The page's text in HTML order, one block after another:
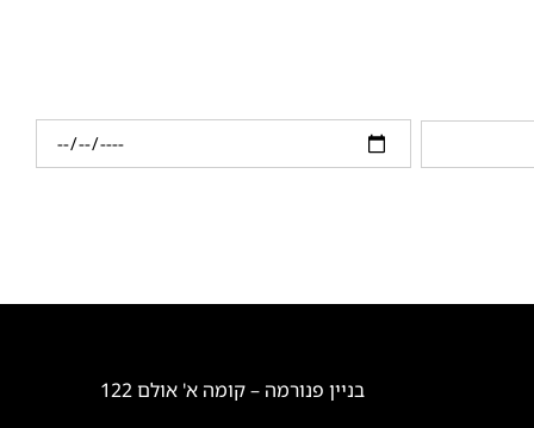
בניין פנורמה – קומה א' אולם 122